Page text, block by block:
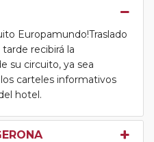
Europamundo!Traslado
recibirá la
su circuito, ya sea
carteles informativos
hotel.